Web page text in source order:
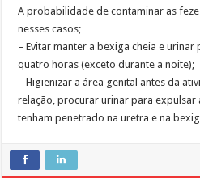
A probabilidade de contaminar as
nesses casos;
– Evitar manter a bexiga cheia e
quatro horas (exceto durante a noite);
– Higienizar a área genital antes da
relação, procurar urinar para expulsar
tenham penetrado na uretra e na